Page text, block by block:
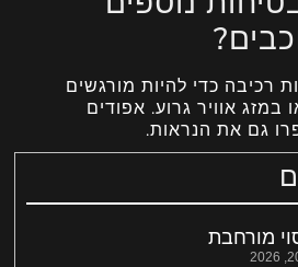
מורחבת
רכיבה כדי להיות מורגשים
במזג אוויר גרוע. אפודים
גם את הנראות.